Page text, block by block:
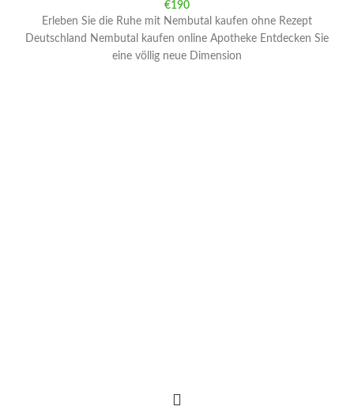
€190
Erleben Sie die Ruhe mit Nembutal kaufen ohne Rezept
Deutschland Nembutal kaufen online Apotheke Entdecken Sie
eine völlig neue Dimension